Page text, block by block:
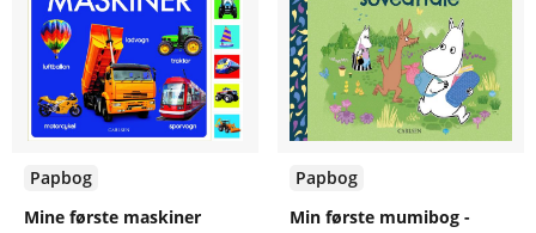
Papbog
Mine første maskiner
Papbog
Min første mumibog -